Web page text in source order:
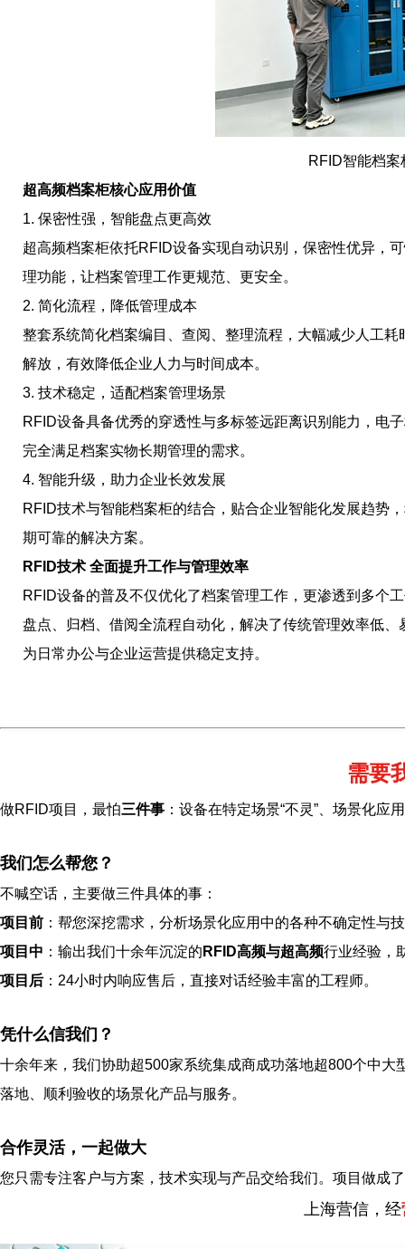
RFID智能档
超高频档案柜核心应用价值
1. 保密性强，智能盘点更高效
超高频档案柜依托RFID设备实现自动识别，保密性优异，
理功能，让档案管理工作更规范、更安全。
2. 简化流程，降低管理成本
整套系统简化档案编目、查阅、整理流程，大幅减少人工
解放，有效降低企业人力与时间成本。
3. 技术稳定，适配档案管理场景
RFID设备具备优秀的穿透性与多标签远距离识别能力，电
完全满足档案实物长期管理的需求。
4. 智能升级，助力企业长效发展
RFID技术与智能档案柜的结合，贴合企业智能化发展趋势
期可靠的解决方案。
RFID技术 全面提升工作与管理效率
RFID设备的普及不仅优化了档案管理工作，更渗透到多个
盘点、归档、借阅全流程自动化，解决了传统管理效率低
为日常办公与企业运营提供稳定支持。
需要
做RFID项目，最怕三件事 ：设备在特定场景“不灵”、场景化
我们怎么帮您？
不喊空话，主要做三件具体的事：
项目前 ：帮您深挖需求，分析场景化应用中的各种不确定性与
项目中 ：输出我们十余年沉淀的 RFID高频与超高频行业经验，
项目后 ：24小时内响应售后，直接对话经验丰富的工程师。
凭什么信我们？
十余年来，我们协助超500家系统集成商成功落地超800个中大
落地、顺利验收的场景化产品与服务。
合作灵活，一起做大
您只需专注客户与方案，技术实现与产品交给我们。项目做成
上海营信，经